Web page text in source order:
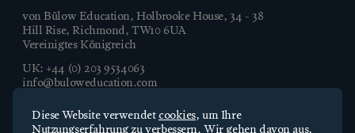
von Bülow Education, Holbrooke House, 34 - 38
Hill Rise, Richmond, TW10 6UA
Vereinigtes Königreich
UK: +44 (0) 203 9534063
info@buloweducation.com
Seit über 30 Jahren öffnet von Bülow Education Türen zu den
Unbedingt erforderliche Cookies
Unbedingt erforderliche Cookies ermöglichen grundlegende
Diese Website verwendet cookies, um Ihre
Nutzungserfahrung zu verbessern. Wir gehen davon aus,